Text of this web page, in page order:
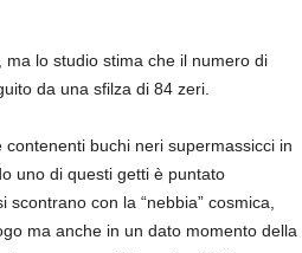
lo studio stima che il numero di
da una sfilza di 84 zeri.
contenenti buchi neri supermassicci in
uno di questi getti è puntato
con la “nebbia” cosmica,
ma anche in un dato momento della